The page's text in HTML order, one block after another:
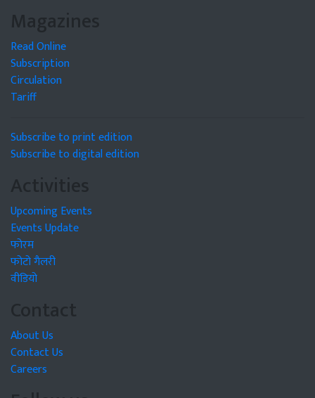
Magazines
Read Online
Subscription
Circulation
Tariff
Subscribe to print edition
Subscribe to digital edition
Activities
Upcoming Events
Events Update
फोरम
फोटो गैलरी
वीडियो
Contact
About Us
Contact Us
Careers